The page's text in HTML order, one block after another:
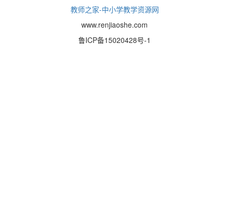
教师之家-中小学教学资源网
www.renjiaoshe.com
鲁ICP备15020428号-1